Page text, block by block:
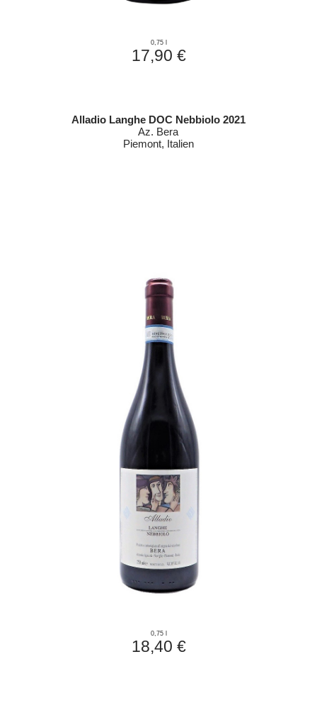
0,75 l
17,90 €
Alladio Langhe DOC Nebbiolo 2021
Az. Bera
Piemont, Italien
0,75 l
18,40 €